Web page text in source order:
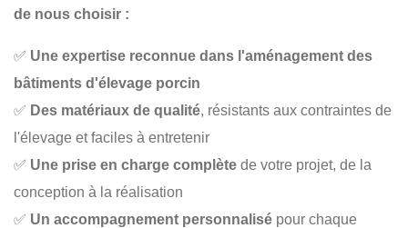
de nous choisir :
✅ Une expertise reconnue dans l'aménagement des
bâtiments d'élevage porcin
✅ Des matériaux de qualité, résistants aux contraintes de
l'élevage et faciles à entretenir
✅ Une prise en charge complète de votre projet, de la
conception à la réalisation
✅ Un accompagnement personnalisé pour chaque